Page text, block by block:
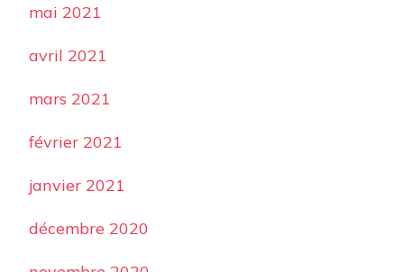
mai 2021
avril 2021
mars 2021
février 2021
janvier 2021
décembre 2020